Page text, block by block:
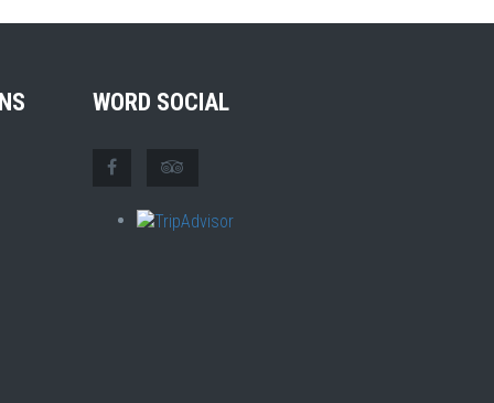
WORD SOCIAL